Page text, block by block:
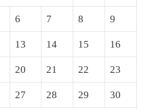
6 7 8 9
13 14 15 16
20 21 22 23
27 28 29 30